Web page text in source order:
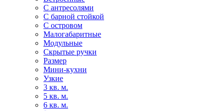
С антресолями
С барной стойкой
С островом
Малогабаритные
Модульные
Скрытые ручки
Размер
Мини-кухни
Узкие
3 кв. м.
5 кв. м.
6 кв. м.